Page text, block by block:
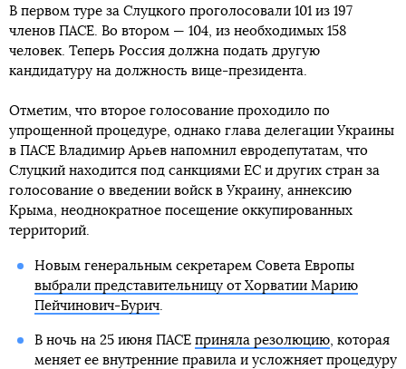
В первом туре за Слуцкого проголосовали 101 из 197
членов ПАСЕ. Во втором — 104, из необходимых 158
человек. Теперь Россия должна подать другую
кандидатуру на должность вице-президента.
Отметим, что второе голосование проходило по
упрощенной процедуре, однако глава делегации Украины
в ПАСЕ Владимир Арьев напомнил евродепутатам, что
Слуцкий находится под санкциями ЕС и других стран за
голосование о введении войск в Украину, аннексию
Крыма, неоднократное посещение оккупированных
территорий.
Новым генеральным секретарем Совета Европы
выбрали представительницу от Хорватии Марию
Пейчинович-Бурич.
В ночь на 25 июня ПАСЕ приняла резолюцию, которая
меняет ее внутренние правила и усложняет процедуру